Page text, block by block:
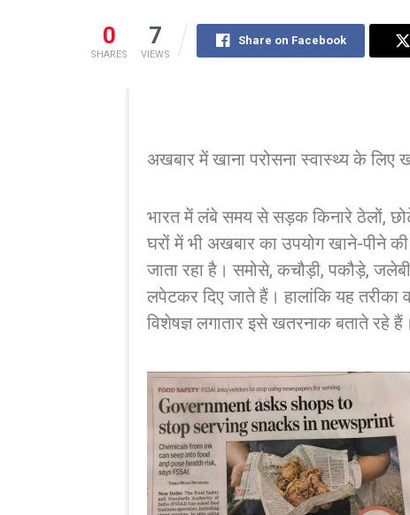
0
SHARES
7
VIEWS
Share on Facebook
अखबार में खाना परोसना स्वास्थ्य के लिए
भारत में लंबे समय से सड़क किनारे ठेलों,
घरों में भी अखबार का उपयोग खाने-पीने
जाता रहा है। समोसे, कचौड़ी, पकौड़े,
लपेटकर दिए जाते हैं। हालांकि यह तरीका
विशेषज्ञ लगातार इसे खतरनाक बताते रहे हैं।